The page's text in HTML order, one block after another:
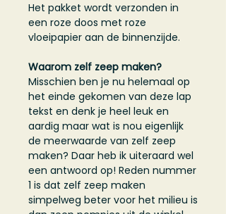
Het pakket wordt verzonden in
een roze doos met roze
vloeipapier aan de binnenzijde.
Waarom zelf zeep maken?
Misschien ben je nu helemaal op
het einde gekomen van deze lap
tekst en denk je heel leuk en
aardig maar wat is nou eigenlijk
de meerwaarde van zelf zeep
maken? Daar heb ik uiteraard wel
een antwoord op! Reden nummer
1 is dat zelf zeep maken
simpelweg beter voor het milieu is